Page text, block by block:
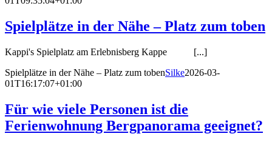
Spielplätze in der Nähe – Platz zum toben
Kappi's Spielplatz am Erlebnisberg Kappe [...]
Spielplätze in der Nähe – Platz zum tobenSilke2026-03-
01T16:17:07+01:00
Für wie viele Personen ist die
Ferienwohnung Bergpanorama geeignet?